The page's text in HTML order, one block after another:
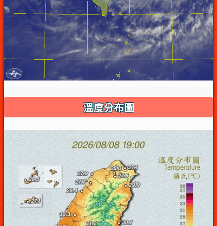
溫度分布圖